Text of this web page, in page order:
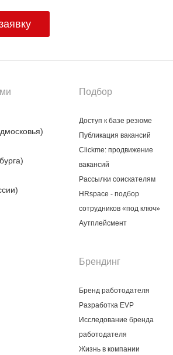
Подбор
Доступ к базе резюме
Публикация вакансий
Clickme: продвижение
вакансий
Рассылки соискателям
HRspace - подбор
сотрудников «под ключ»
Аутплейсмент
Брендинг
Бренд работодателя
Разработка EVP
Исследование бренда
работодателя
Жизнь в компании